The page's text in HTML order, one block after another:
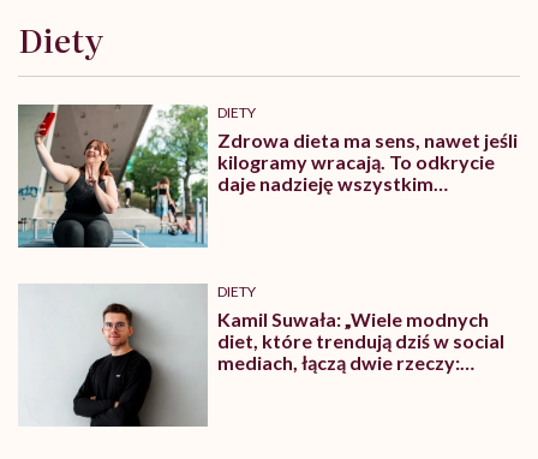
Diety
DIETY
Zdrowa dieta ma sens, nawet jeśli
kilogramy wracają. To odkrycie
daje nadzieję wszystkim
DIETY
Kamil Suwała: „Wiele modnych
diet, które trendują dziś w social
mediach, łączą dwie rzeczy: